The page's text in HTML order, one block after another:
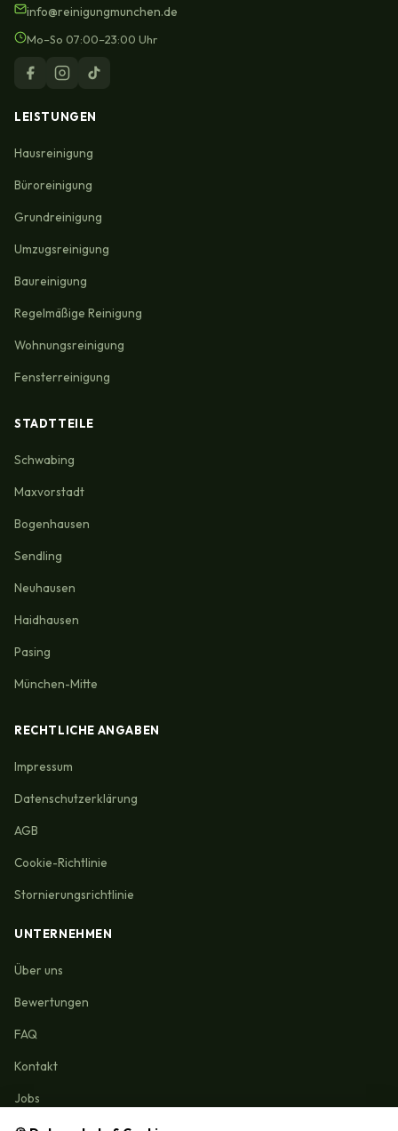
info@reinigungmunchen.de
Mo–So 07:00–23:00 Uhr
LEISTUNGEN
Hausreinigung
Büroreinigung
Grundreinigung
Umzugsreinigung
Baureinigung
Regelmäßige Reinigung
Wohnungsreinigung
Fensterreinigung
STADTTEILE
Schwabing
Maxvorstadt
Bogenhausen
Sendling
Neuhausen
Haidhausen
Pasing
München-Mitte
RECHTLICHE ANGABEN
Impressum
Datenschutzerklärung
AGB
Cookie-Richtlinie
Stornierungsrichtlinie
UNTERNEHMEN
Über uns
Bewertungen
FAQ
Kontakt
Jobs